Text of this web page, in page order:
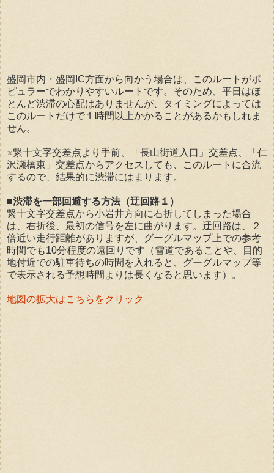
盛岡市内・盛岡IC方面から向かう場合は、このルートがポ
ピュラーでわかりやすいルートです。そのため、平日はほ
とんど渋滞の心配はありませんが、タイミングによっては
このルートだけで１時間以上かかることがあるかもしれま
せん。
※繋十文字交差点より手前、「長山街道入口」交差点、「仁
沢瀬橋東」交差点からアクセスしても、このルートに合流
するので、結果的に渋滞にはまります。
■渋滞を一部回避する方法（迂回路１）
繋十文字交差点から小岩井方向に右折してしまった場合
は、右折後、最初の信号を左に曲がります。迂回路は、２
倍近い走行距離がありますが、グーグルマップ上での参考
時間でも10分程度の遠回りです（雪道であることや、目的
地付近での駐車待ちの時間を入れると、グーグルマップ等
で表示される予想時間よりは長くなると思います）。
地図の拡大はこちらをクリック